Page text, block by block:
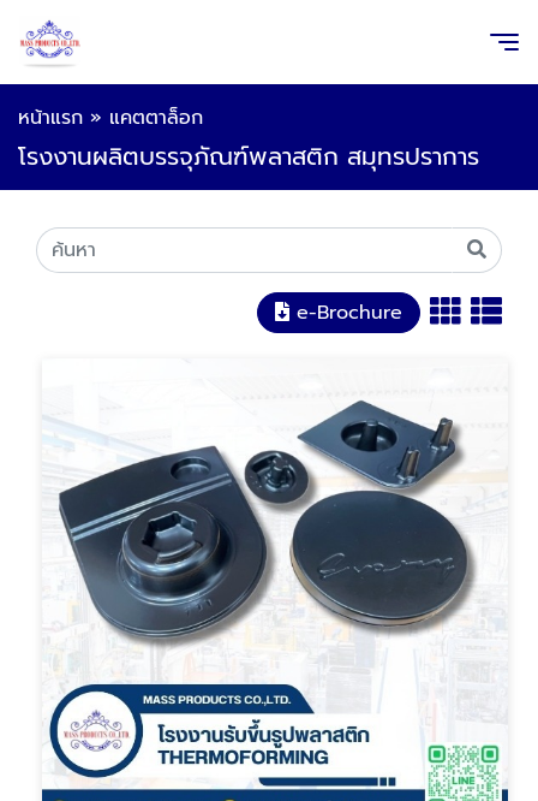
หน้าแรก » แคตตาล็อก
โรงงานผลิตบรรจุภัณฑ์พลาสติก สมุทรปราการ
e-Brochure